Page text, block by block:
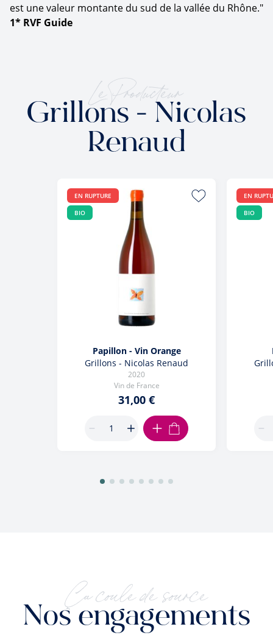
est une valeur montante du sud de la vallée du Rhône."
1* RVF Guide
Le Producteur
Grillons - Nicolas
Renaud
EN RUPTURE
BIO
Papillon - Vin Orange
Grillons - Nicolas Renaud
2020
Vin de France
31,00 €
AJOUTER AU PANIER
EN
BIO
Ça coule de source
Nos engagements